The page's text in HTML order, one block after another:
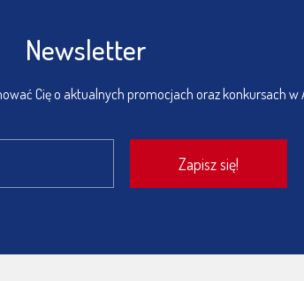
Newsletter
Cię o aktualnych promocjach oraz konkursach w